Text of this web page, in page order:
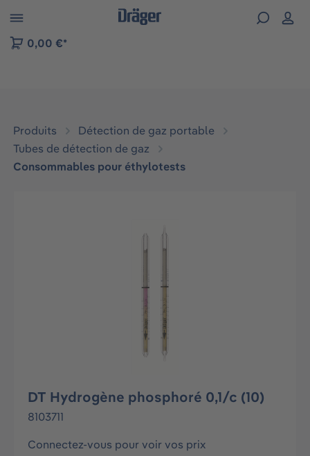
to B2B platform navigation
0,00 €*
Produits
Détection de gaz portable
Tubes de détection de gaz
Consommables pour éthylotests
DT Hydrogène phosphoré 0,1/c (10)
8103711
Connectez-vous pour voir vos prix